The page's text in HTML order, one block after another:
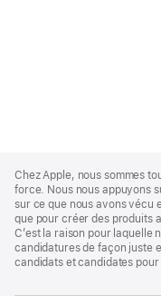
Footer
Chez Apple, nous sommes
force. Nous nous appuyons
sur ce que nous avons vécu
que pour créer des produits
C’est la raison pour laquelle
candidatures de façon juste
candidats et candidates